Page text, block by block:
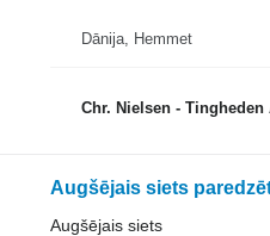
Dānija, Hemmet
Chr. Nielsen - Tingheden
Augšējais siets
Augšējais siets